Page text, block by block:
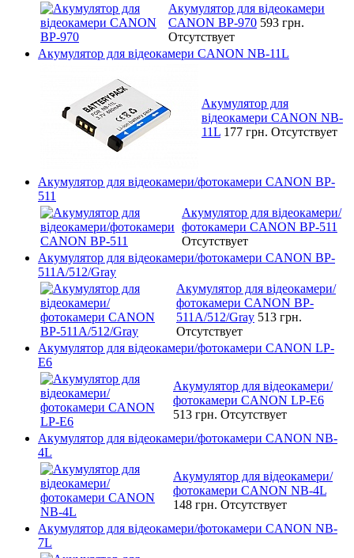
Акумулятор для відеокамери
CANON BP-970 593 грн.
Отсутствует
Акумулятор для відеокамери CANON NB-11L
Акумулятор для
відеокамери CANON NB-
11L 177 грн. Отсутствует
Акумулятор для відеокамери/фотокамери CANON BP-
511
Акумулятор для відеокамери/
фотокамери CANON BP-511
Отсутствует
Акумулятор для відеокамери/фотокамери CANON BP-
511A/512/Gray
Акумулятор для відеокамери/
фотокамери CANON BP-
511A/512/Gray 513 грн.
Отсутствует
Акумулятор для відеокамери/фотокамери CANON LP-
E6
Акумулятор для відеокамери/
фотокамери CANON LP-E6
513 грн. Отсутствует
Акумулятор для відеокамери/фотокамери CANON NB-
4L
Акумулятор для відеокамери/
фотокамери CANON NB-4L
148 грн. Отсутствует
Акумулятор для відеокамери/фотокамери CANON NB-
7L